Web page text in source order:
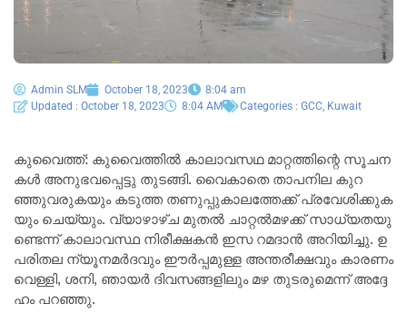
Admin SLM October 18, 2023
8:04 am
Updated : October 18, 2023
8:04 AM Categories : GCC Kuwait
കു​വൈ​ത്ത്‌: കുവൈത്തിൽ കാ​ലാ​വ​സ​ഥ മാ​റ്റ​ത്തി​ന്റെ സൂ​ച​ന​
ക​ൾ അ​നു​ഭ​വ​പ്പെ​ട്ടു​ തു​ട​ങ്ങി. വൈ​കാ​തെ താ​പ​നി​ല കു​റ​
ഞ്ഞു​വ​രു​ക​യും ക​ടു​ത്ത ത​ണു​പ്പു​കാ​ല​ത്തേ​ക്ക് പ്ര​വേ​ശി​ക്കു​ക​
യും ചെ​യ്യും. വ്യാ​ഴാ​ഴ്ച മു​ത​ൽ ചാ​റ്റ​ൽ​മ​ഴ​ക്ക് സാ​ധ്യ​ത​യു​
ണ്ടെ​ന്ന് കാ​ലാ​വ​സ്ഥ നി​രീ​ക്ഷ​ക​ൻ ഇ​സ റ​മ​ദാ​ൻ അ​റി​യി​ച്ചു. ഉ​
പ​രി​ത​ല ന്യൂ​ന​മ​ർ​ദ​വും ഈ​ർ​പ്പ​മു​ള്ള അ​ന്ത​രീ​ക്ഷ​വും കാ​ര​ണം
വെ​ള്ളി, ശ​നി, ഞാ​യ​ർ ദി​വ​സ​ങ്ങ​ളി​ലും മ​ഴ തു​ട​രു​മെ​ന്ന് അ​ദ്ദേ​
ഹം പ​റ​ഞ്ഞു.